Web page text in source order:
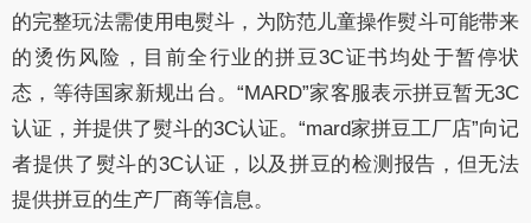
的完整玩法需使用电熨斗，为防范儿童操作熨斗可能带来
的烫伤风险，目前全行业的拼豆3C证书均处于暂停状
态，等待国家新规出台。“MARD”家客服表示拼豆暂无3C
认证，并提供了熨斗的3C认证。“mard家拼豆工厂店”向记
者提供了熨斗的3C认证，以及拼豆的检测报告，但无法
提供拼豆的生产厂商等信息。